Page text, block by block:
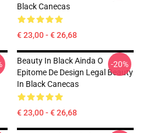
Black Canecas
€ 23,00 - € 26,68
Beauty In Black Ainda O
Epitome De Design Legal Beauty
In Black Canecas
€ 23,00 - € 26,68
-20%